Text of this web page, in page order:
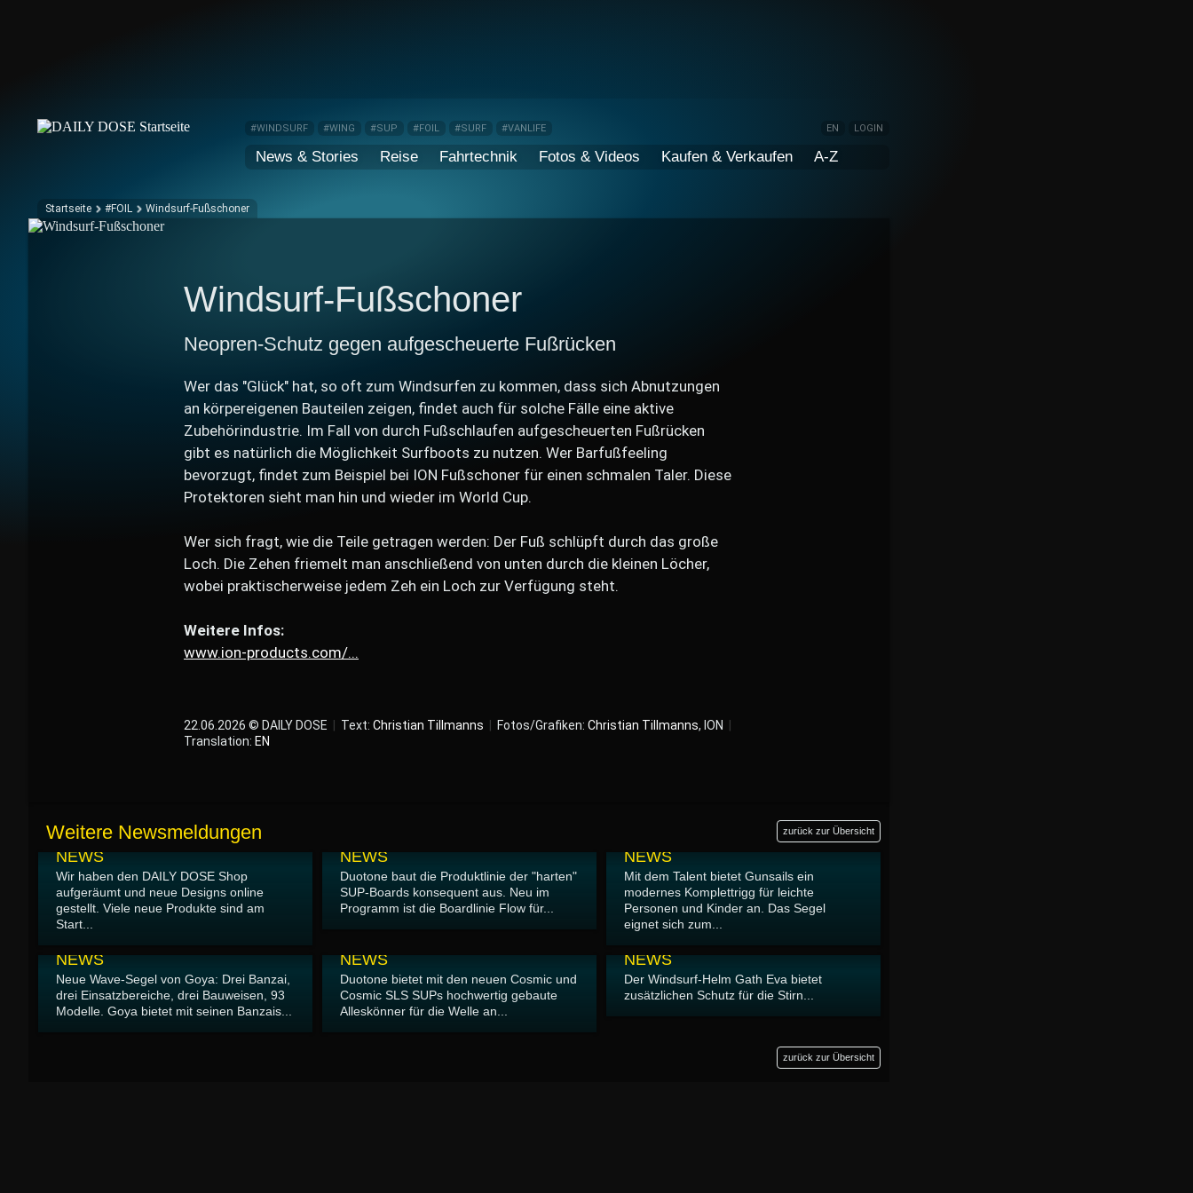
#WINDSURF #WING #SUP #FOIL #SURF #VANLIFE EN LOGIN
News & Stories Reise Fahrtechnik Fotos & Videos Kaufen & Verkaufen A-Z
Startseite #FOIL Windsurf-Fußschoner
Windsurf-Fußschoner
Neopren-Schutz gegen aufgescheuerte Fußrücken
Wer das "Glück" hat, so oft zum Windsurfen zu kommen, dass sich Abnutzungen
an körpereigenen Bauteilen zeigen, findet auch für solche Fälle eine aktive
Zubehörindustrie. Im Fall von durch Fußschlaufen aufgescheuerten Fußrücken
gibt es natürlich die Möglichkeit Surfboots zu nutzen. Wer Barfußfeeling
bevorzugt, findet zum Beispiel bei ION Fußschoner für einen schmalen Taler. Diese
Protektoren sieht man hin und wieder im World Cup.
Wer sich fragt, wie die Teile getragen werden: Der Fuß schlüpft durch das große
Loch. Die Zehen friemelt man anschließend von unten durch die kleinen Löcher,
wobei praktischerweise jedem Zeh ein Loch zur Verfügung steht.
Weitere Infos:
www.ion-products.com/...
22.06.2026 © DAILY DOSE Text: Christian Tillmanns Fotos/Grafiken: Christian Tillmanns, ION
Translation: EN
Weitere Newsmeldungen zurück zur Übersicht
28.06.2026
NEWS
Wir haben den DAILY DOSE Shop
aufgeräumt und neue Designs online
gestellt. Viele neue Produkte sind am
Start...
NEWS
Duotone baut die Produktlinie der "harten"
SUP-Boards konsequent aus. Neu im
Programm ist die Boardlinie Flow für...
NEWS
Mit dem Talent bietet Gunsails ein
modernes Komplettrigg für leichte
Personen und Kinder an. Das Segel
eignet sich zum...
NEWS
Neue Wave-Segel von Goya: Drei Banzai,
drei Einsatzbereiche, drei Bauweisen, 93
Modelle. Goya bietet mit seinen Banzais...
NEWS
Duotone bietet mit den neuen Cosmic und
Cosmic SLS SUPs hochwertig gebaute
Alleskönner für die Welle an...
NEWS
Der Windsurf-Helm Gath Eva bietet
zusätzlichen Schutz für die Stirn...
zurück zur Übersicht